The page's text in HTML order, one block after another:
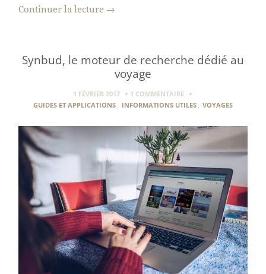
Continuer la lecture →
Synbud, le moteur de recherche dédié au
voyage
1 FÉVRIER 2017
1 COMMENTAIRE
GUIDES ET APPLICATIONS , INFORMATIONS UTILES , VOYAGES